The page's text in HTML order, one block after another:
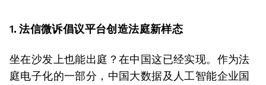
1. 法信微诉倡议平台创造法庭新样态
坐在沙发上也能出庭？在中国这已经实现。作为法
庭电子化的一部分，中国大数据及人工智能企业国